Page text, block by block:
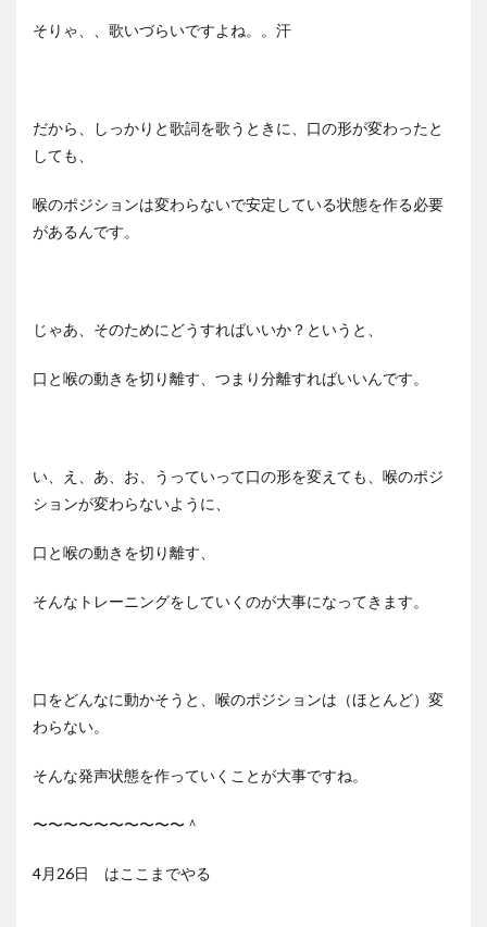
そりゃ、、歌いづらいですよね。。汗
だから、しっかりと歌詞を歌うときに、口の形が変わったと
しても、
喉のポジションは変わらないで安定している状態を作る必要
があるんです。
じゃあ、そのためにどうすればいいか？というと、
口と喉の動きを切り離す、つまり分離すればいいんです。
い、え、あ、お、うっていって口の形を変えても、喉のポジ
ションが変わらないように、
口と喉の動きを切り離す、
そんなトレーニングをしていくのが大事になってきます。
口をどんなに動かそうと、喉のポジションは（ほとんど）変
わらない。
そんな発声状態を作っていくことが大事ですね。
〜〜〜〜〜〜〜〜〜〜＾
4月26日 はここまでやる